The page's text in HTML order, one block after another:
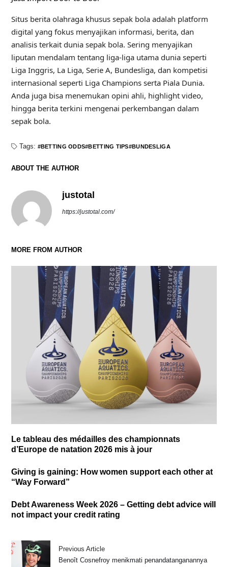
Situs berita olahraga khusus sepak bola adalah platform
digital yang fokus menyajikan informasi, berita, dan
analisis terkait dunia sepak bola. Sering menyajikan
liputan mendalam tentang liga-liga utama dunia seperti
Liga Inggris, La Liga, Serie A, Bundesliga, dan kompetisi
internasional seperti Liga Champions serta Piala Dunia.
Anda juga bisa menemukan opini ahli, highlight video,
hingga berita terkini mengenai perkembangan dalam
sepak bola.
Tags: BETTING ODDS BETTING TIPS BUNDESLIGA
ABOUT THE AUTHOR
justotal
https://justotal.com/
MORE FROM AUTHOR
Le tableau des médailles des championnats
d’Europe de natation 2026 mis à jour
Giving is gaining: How women support each other at
“Way Forward”
Debt Awareness Week 2026 – Getting debt advice will
not impact your credit rating
Previous Article
Benoît Cosnefroy menikmati penandatanganannya